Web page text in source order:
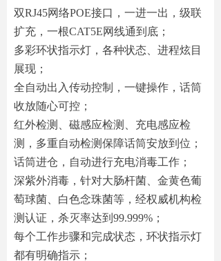
双RJ45网络POE接口，一进一出，级联
扩充，一根CAT5E网线通到底；
多彩环状指示灯，各种状态、进程炫目
展现；
全自动出入传动控制，一键操作，话筒
收放随心可控；
红外检测、磁感应检测、充电感应检
测，多重自动检测保障话筒安放到位；
话筒进仓，自动进行充电消毒工作；
深紫外消毒，针对大肠杆菌、金黄色葡
萄球菌、白色念珠菌等，经权威机构检
测认证，杀灭率达到99.999%；
每个工作步骤和完成状态，环状指示灯
都有明确指示；